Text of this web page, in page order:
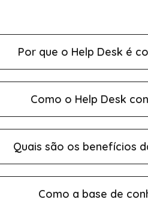
Por que o Help Desk é
Como o Help Desk
Quais são os benefícios
Como a base de